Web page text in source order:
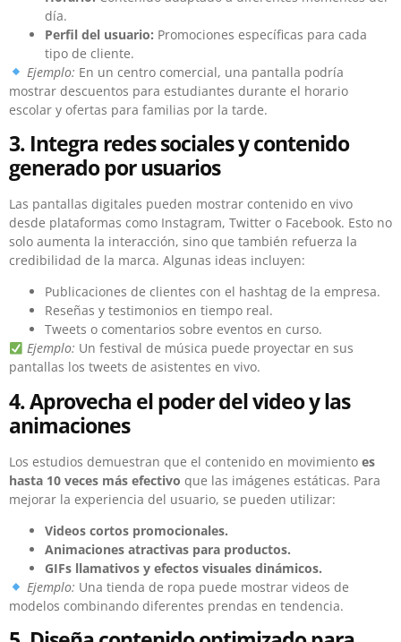
día.
Perfil del usuario: Promociones específicas para cada
tipo de cliente.
Ejemplo: En un centro comercial, una pantalla podría
mostrar descuentos para estudiantes durante el horario
escolar y ofertas para familias por la tarde.
3. Integra redes sociales y contenido
generado por usuarios
Las pantallas digitales pueden mostrar contenido en vivo
desde plataformas como Instagram, Twitter o Facebook. Esto no
solo aumenta la interacción, sino que también refuerza la
credibilidad de la marca. Algunas ideas incluyen:
Publicaciones de clientes con el hashtag de la empresa.
Reseñas y testimonios en tiempo real.
Tweets o comentarios sobre eventos en curso.
Ejemplo: Un festival de música puede proyectar en sus
pantallas los tweets de asistentes en vivo.
4. Aprovecha el poder del video y las
animaciones
Los estudios demuestran que el contenido en movimiento es
hasta 10 veces más efectivo que las imágenes estáticas. Para
mejorar la experiencia del usuario, se pueden utilizar:
Videos cortos promocionales.
Animaciones atractivas para productos.
GIFs llamativos y efectos visuales dinámicos.
Ejemplo: Una tienda de ropa puede mostrar videos de
modelos combinando diferentes prendas en tendencia.